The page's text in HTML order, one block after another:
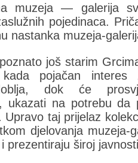
muzeja — galerija
pojedinaca.
nastanka muzeja-
još starim
kada pojačan interes
dok će
ukazati na potrebu
Upravo taj prijelaz
djelovanja muzeja-
prezentiraju široj